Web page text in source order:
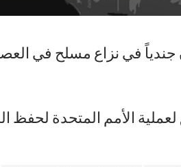
في نزاع مسلح في
لعملية الأمم المتحدة